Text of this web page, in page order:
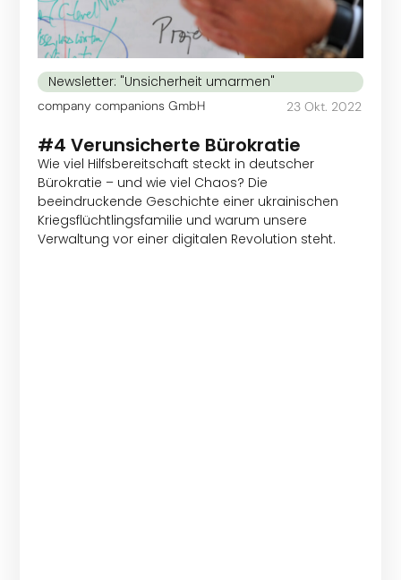
Newsletter: "Unsicherheit umarmen"
company companions GmbH 23 Okt. 2022
#4 Verunsicherte Bürokratie
Wie viel Hilfsbereitschaft steckt in deutscher
Bürokratie – und wie viel Chaos? Die
beeindruckende Geschichte einer ukrainischen
Kriegsflüchtlingsfamilie und warum unsere
Verwaltung vor einer digitalen Revolution steht.